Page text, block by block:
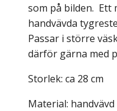
som på bilden. Ett
handvävda
Passar i större
därför gärna med
Storlek: ca 28 cm
Material: